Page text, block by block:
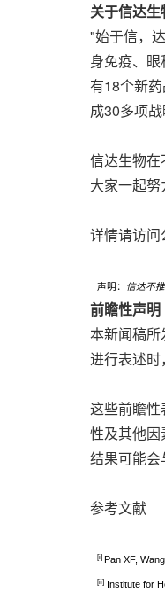
关于信达生
"始于信，
身免疫、
有18个新
成30多项战
信达生物
大家一起
详情请访问
声明： 信达不
前瞻性声明
本新闻稿
进行表述时
这些前瞻
性及其他
结果可能会
参考文献
[i] Pan XF,
[ii]Institute for